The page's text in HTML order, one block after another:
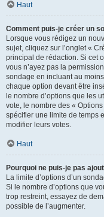
Haut
Comment puis-je créer un
Lorsque vous rédigez un
sujet, cliquez sur l’onglet «
principal de rédaction. Si cet
vous n’ayez pas la
sondage en incluant au
chaque option devant être
le nombre d’options que les
vote, le nombre des «
spécifier une limite de temps
modifier leurs votes.
Haut
Pourquoi ne puis-je pas
La limite d’options d’un
Si le nombre d’options que
trop restreint, essayez de
possible de l’augmenter.